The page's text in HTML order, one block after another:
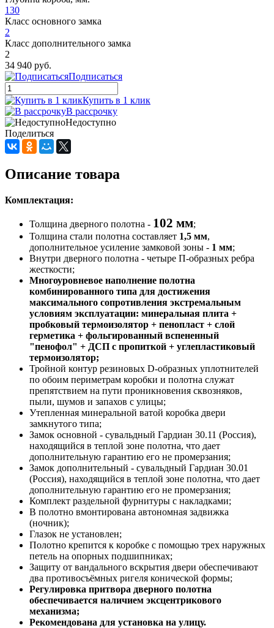
130
Класс основного замка
2
Класс дополнительного замка
2
34 940 руб.
Подписаться
Купить в 1 клик
В рассрочку
Недоступно
Поделиться
Описание товара
Комплектация:
Толщина дверного полотна - 102 мм;
Толщина стали полотна составляет 1,5 мм,
дополнительное усиление замковой зоны - 1 мм;
Внутри дверного полотна - четыре П-образных ребра
жесткости;
Многоуровневое наполнение полотна
комбинированного типа для достижения
максимального сопротивления экстремальным
условиям эксплуатации: минеральная плита +
пробковый термоизолятор + пенопласт + слой
герметика + фольгированный вспененный
"пенофол" + ДСП с пропиткой + углепластиковый
термоизолятор;
Тройной контур резиновых D-образных уплотнителей
по обоим периметрам коробки и полотна служат
препятствием на пути проникновения сквозняков,
пыли, шумов и запахов с улицы;
Утепленная минеральной ватой коробка двери
замкнутого типа;
Замок основной - сувальдный Гардиан 30.11 (Россия),
находящийся в теплой зоне полотна, что дает
дополнительную гарантию его не промерзания;
Замок дополнительный - сувальдный Гардиан 30.01
(Россия), находящийся в теплой зоне полотна, что дает
дополнительную гарантию его не промерзания;
Комплект раздельной фурнитуры с накладками;
В полотно вмонтирована автономная задвижка
(ночник);
Глазок не установлен;
Полотно крепится к коробке с помощью трех наружных
петель на опорных подшипниках;
Защиту от вандального вскрытия двери обеспечивают
два противосъёмных ригеля конической формы;
Регулировка притвора дверного полотна
обеспечивается наличием эксцентрикового
механизма;
Рекомендована для установка на улицу.